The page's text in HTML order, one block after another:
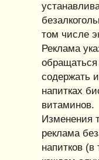
том числе
Реклама
содержать
напитках
витаминов.
Изменения
реклама
напитков (в